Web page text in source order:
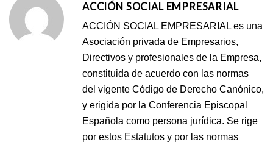
ACCIÓN SOCIAL EMPRESARIAL
ACCIÓN SOCIAL EMPRESARIAL es una
Asociación privada de Empresarios,
Directivos y profesionales de la Empresa,
constituida de acuerdo con las normas
del vigente Código de Derecho Canónico,
y erigida por la Conferencia Episcopal
Española como persona jurídica. Se rige
por estos Estatutos y por las normas